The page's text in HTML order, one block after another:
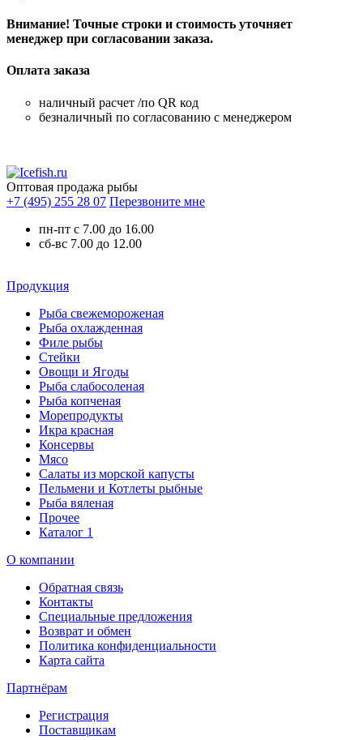
Внимание! Точные строки и стоимость уточняет
менеджер при согласовании заказа.
Оплата заказа
наличный расчет /по QR код
безналичный по согласованию с менеджером
Оптовая продажа рыбы
+7 (495) 255 28 07 Перезвоните мне
пн-пт с 7.00 до 16.00
сб-вс 7.00 до 12.00
Продукция
Рыба свежемороженая
Рыба охлажденная
Филе рыбы
Стейки
Овощи и Ягоды
Рыба слабосоленая
Рыба копченая
Морепродукты
Икра красная
Консервы
Мясо
Салаты из морской капусты
Пельмени и Котлеты рыбные
Рыба вяленая
Прочее
Каталог 1
О компании
Обратная связь
Контакты
Специальные предложения
Возврат и обмен
Политика конфиденциальности
Карта сайта
Партнёрам
Регистрация
Поставщикам